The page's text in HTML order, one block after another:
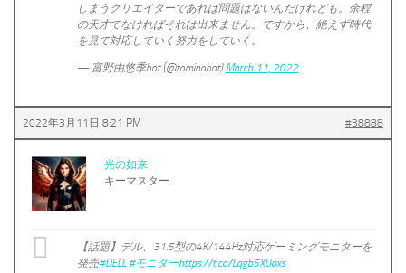
しまうクリエイターであれば問題はないんだけれども。余程
の天才でなければそれは出来ません。ですから、絶えず時代
を見て対応していく努力をしていく。
— 富野由悠季bot (@tominobot) March 11, 2022
2022年3月11日 8:21 PM #38888
光の如来
キーマスター
【話題】デル、31.5型の4K/144Hz対応ゲーミングモニターを
発売#DELL #モニターhttps://t.co/Lqgb5XUqxs